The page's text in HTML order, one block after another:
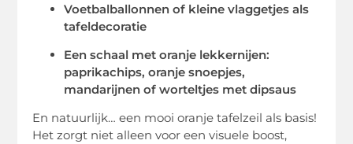
Voetbalballonnen of kleine vlaggetjes als
tafeldecoratie
Een schaal met oranje lekkernijen:
paprikachips, oranje snoepjes,
mandarijnen of worteltjes met dipsaus
En natuurlijk… een mooi oranje tafelzeil als basis!
Het zorgt niet alleen voor een visuele boost,